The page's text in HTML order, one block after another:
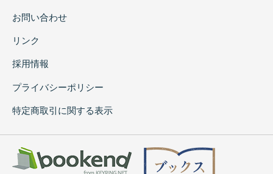
お問い合わせ
リンク
採用情報
プライバシーポリシー
特定商取引に関する表示